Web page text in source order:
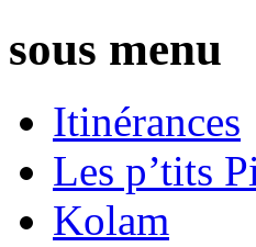
sous menu
Itinérances
Les p’tits
Kolam